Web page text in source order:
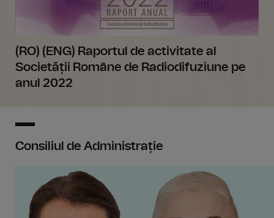
(RO) (ENG) Raportul de activitate al
Societății Române de Radiodifuziune pe
anul 2022
Consiliul de Administrație